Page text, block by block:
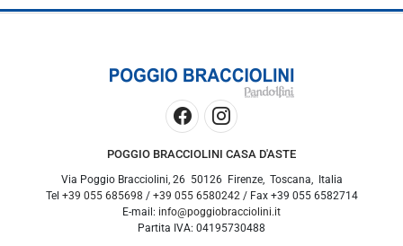
POGGIO BRACCIOLINI CASA D'ASTE
Via Poggio Bracciolini, 26 50126 Firenze, Toscana
Italia
Tel +39 055 685698 / +39 055 6580242 / Fax +39 055 6582714
E-mail: info@poggiobracciolini.it
Partita IVA: 04195730488